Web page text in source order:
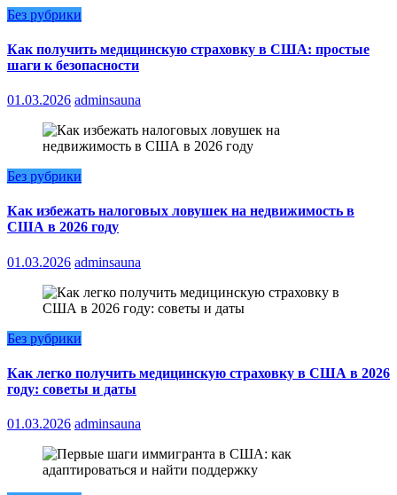
Без рубрики
Как получить медицинскую страховку в США: простые
шаги к безопасности
01.03.2026 adminsauna
Без рубрики
Как избежать налоговых ловушек на недвижимость в
США в 2026 году
01.03.2026 adminsauna
Без рубрики
Как легко получить медицинскую страховку в США в 2026
году: советы и даты
01.03.2026 adminsauna